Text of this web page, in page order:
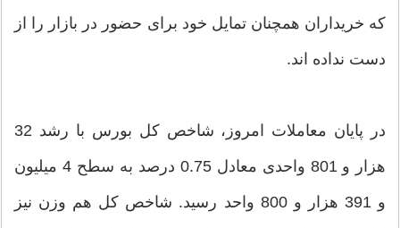
که خریداران همچنان تمایل خود برای حضور در بازار را از
دست نداده اند.
در پایان معاملات امروز، شاخص کل بورس با رشد 32
هزار و 801 واحدی معادل 0.75 درصد به سطح 4 میلیون
و 391 هزار و 800 واحد رسید. شاخص کل هم وزن نیز